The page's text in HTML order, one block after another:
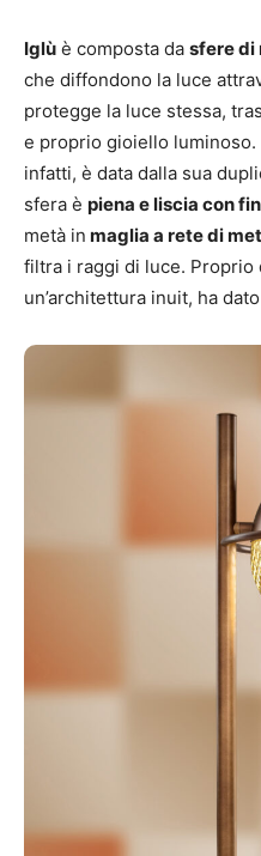
Iglù è composta da sfere di
che diffondono la luce
protegge la luce stessa,
e proprio gioiello luminoso.
infatti, è data dalla sua
sfera è piena e liscia con
metà in maglia a rete di
filtra i raggi di luce. Proprio
un’architettura inuit, ha